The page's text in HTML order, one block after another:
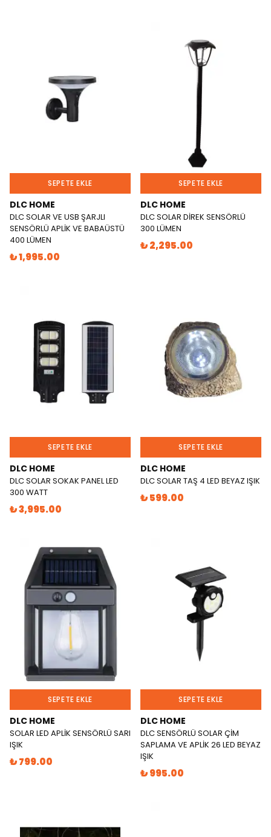
SEPETE EKLE
DLC HOME
DLC SOLAR VE USB ŞARJLI
SENSÖRLÜ APLİK VE BABAÜSTÜ
400 LÜMEN
₺ 1,995.00
SEPETE EKLE
DLC HOME
DLC SOLAR DİREK SENSÖRLÜ
300 LÜMEN
₺ 2,295.00
SEPETE EKLE
DLC HOME
DLC SOLAR SOKAK PANEL LED
300 WATT
₺ 3,995.00
SEPETE EKLE
DLC HOME
DLC SOLAR TAŞ 4 LED BEYAZ IŞIK
₺ 599.00
SEPETE EKLE
DLC HOME
SOLAR LED APLİK SENSÖRLÜ SARI
IŞIK
₺ 799.00
SEPETE EKLE
DLC HOME
DLC SENSÖRLÜ SOLAR ÇİM
SAPLAMA VE APLİK 26 LED BEYAZ
IŞIK
₺ 995.00